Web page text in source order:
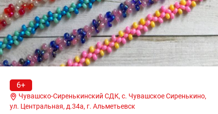
6+
ул. Центральная, д.34а, г. Альметьевск